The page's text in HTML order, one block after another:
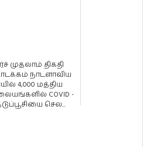
முதலாம் திகதி
நாடளாவிய
4,000 மத்திய
COVID -
செல...